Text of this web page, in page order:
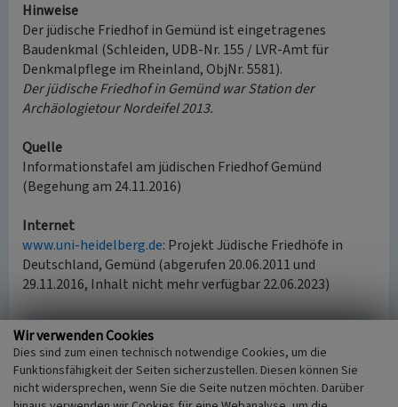
Hinweise
Der jüdische Friedhof in Gemünd ist eingetragenes
Baudenkmal (Schleiden, UDB-Nr. 155 / LVR-Amt für
Denkmalpflege im Rheinland, ObjNr. 5581).
Der jüdische Friedhof in Gemünd war Station der
Archäologietour Nordeifel 2013.
Quelle
Informationstafel am jüdischen Friedhof Gemünd
(Begehung am 24.11.2016)
Internet
www.uni-heidelberg.de: Projekt Jüdische Friedhöfe in
Deutschland, Gemünd (abgerufen 20.06.2011 und
29.11.2016, Inhalt nicht mehr verfügbar 22.06.2023)
Literatur
Neu, Peter (1979) Gemünd. (Rheinischer
Städteatlas, Lieferung V, Nr. 28.) S. 3f., Köln u. Bonn.
Wir verwenden Cookies
Dies sind zum einen technisch notwendige Cookies, um die
Funktionsfähigkeit der Seiten sicherzustellen. Diesen können Sie
nicht widersprechen, wenn Sie die Seite nutzen möchten. Darüber